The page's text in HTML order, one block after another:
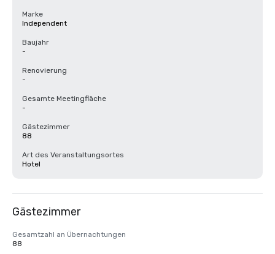
Marke
Independent
Baujahr
-
Renovierung
-
Gesamte Meetingfläche
-
Gästezimmer
88
Art des Veranstaltungsortes
Hotel
Gästezimmer
Gesamtzahl an Übernachtungen
88